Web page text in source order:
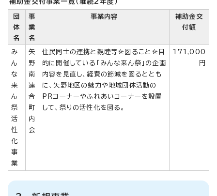
団
体
名
事
業
名
事業内容
補助金交
付額
み
ん
な
来
ん
祭
活
性
化
事
業
矢
野
南
連
合
町
内
会
住民同士の連携と親睦等を図ることを目
的に開催している「みんな来ん祭」の企画
内容を見直し、経費の節減を図るととも
に、矢野地区の魅力や地域団体活動の
PRコーナーやふれあいコーナーを設置
して、祭りの活性化を図る。
171,000
円